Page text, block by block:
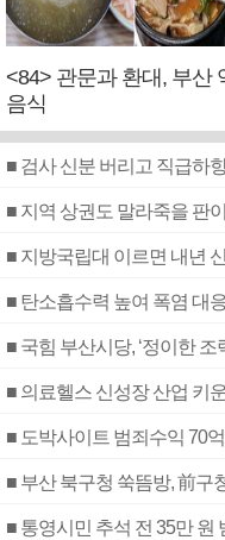
<84> 관문과 환대, 부산
음식
■ 지역 상권도 말라죽을 판
■ 지방국립대 이르면 내년
■ 탄소흡수력 높여 폭염 대
■ 의료헬스 신성장 산업 키
■ 도박사이트 범죄수익 70
■ 부산 북구청 쑥뜸방, 前구
■ 통영시민 추석 전 35만 원